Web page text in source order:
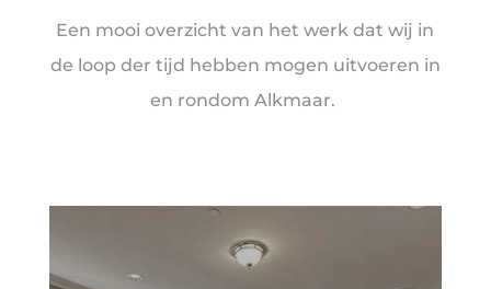
Een mooi overzicht van het werk dat wij in
de loop der tijd hebben mogen uitvoeren in
en rondom Alkmaar.